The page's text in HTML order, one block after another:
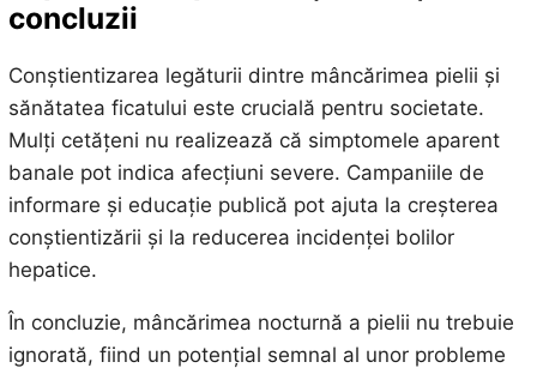
concluzii
Conștientizarea legăturii dintre mâncărimea pielii și
sănătatea ficatului este crucială pentru societate.
Mulți cetățeni nu realizează că simptomele aparent
banale pot indica afecțiuni severe. Campaniile de
informare și educație publică pot ajuta la creșterea
conștientizării și la reducerea incidenței bolilor
hepatice.
În concluzie, mâncărimea nocturnă a pielii nu trebuie
ignorată, fiind un potențial semnal al unor probleme